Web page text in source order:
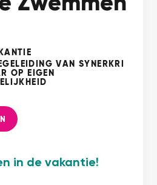
VAN SYNERKRI
OP EIGEN
in de vakantie!